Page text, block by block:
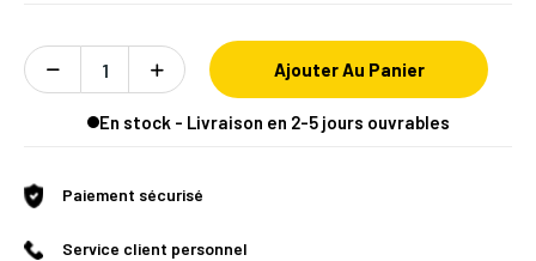
Ajouter Au Panier
En stock - Livraison en 2-5 jours ouvrables
Paiement sécurisé
Service client personnel